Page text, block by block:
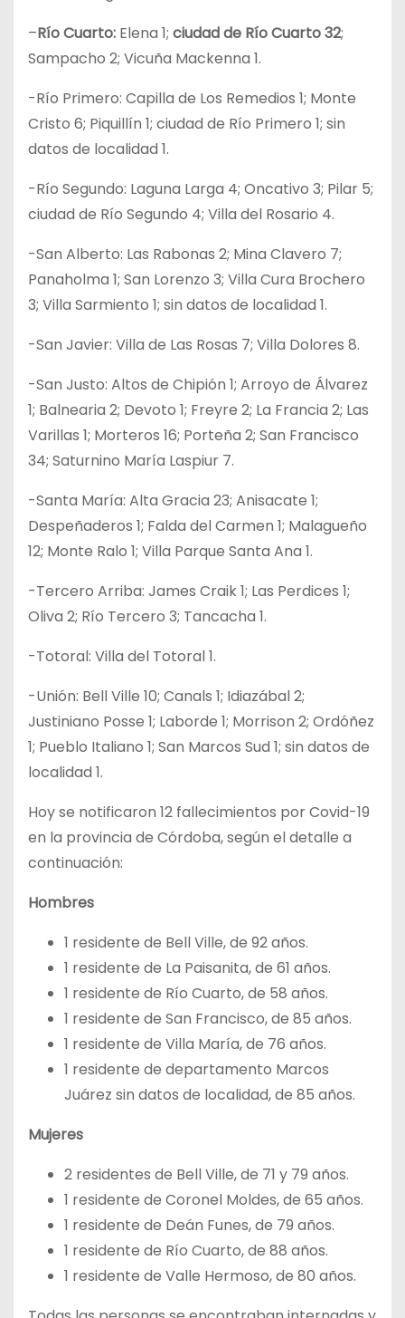
–Río Cuarto: Elena 1; ciudad de Río Cuarto 32;
Sampacho 2; Vicuña Mackenna 1.
-Río Primero: Capilla de Los Remedios 1; Monte
Cristo 6; Piquillín 1; ciudad de Río Primero 1; sin
datos de localidad 1.
-Río Segundo: Laguna Larga 4; Oncativo 3; Pilar 5;
ciudad de Río Segundo 4; Villa del Rosario 4.
-San Alberto: Las Rabonas 2; Mina Clavero 7;
Panaholma 1; San Lorenzo 3; Villa Cura Brochero
3; Villa Sarmiento 1; sin datos de localidad 1.
-San Javier: Villa de Las Rosas 7; Villa Dolores 8.
-San Justo: Altos de Chipión 1; Arroyo de Álvarez
1; Balnearia 2; Devoto 1; Freyre 2; La Francia 2; Las
Varillas 1; Morteros 16; Porteña 2; San Francisco
34; Saturnino María Laspiur 7.
-Santa María: Alta Gracia 23; Anisacate 1;
Despeñaderos 1; Falda del Carmen 1; Malagueño
12; Monte Ralo 1; Villa Parque Santa Ana 1.
-Tercero Arriba: James Craik 1; Las Perdices 1;
Oliva 2; Río Tercero 3; Tancacha 1.
-Totoral: Villa del Totoral 1.
-Unión: Bell Ville 10; Canals 1; Idiazábal 2;
Justiniano Posse 1; Laborde 1; Morrison 2; Ordóñez
1; Pueblo Italiano 1; San Marcos Sud 1; sin datos de
localidad 1.
Hoy se notificaron 12 fallecimientos por Covid-19
en la provincia de Córdoba, según el detalle a
continuación:
Hombres
1 residente de Bell Ville, de 92 años.
1 residente de La Paisanita, de 61 años.
1 residente de Río Cuarto, de 58 años.
1 residente de San Francisco, de 85 años.
1 residente de Villa María, de 76 años.
1 residente de departamento Marcos
Juárez sin datos de localidad, de 85 años.
Mujeres
2 residentes de Bell Ville, de 71 y 79 años.
1 residente de Coronel Moldes, de 65 años.
1 residente de Deán Funes, de 79 años.
1 residente de Río Cuarto, de 88 años.
1 residente de Valle Hermoso, de 80 años.